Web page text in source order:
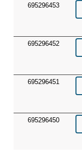
695296453
695296452
695296451
695296450